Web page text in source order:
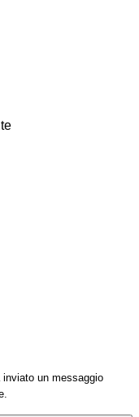
inviato un messaggio